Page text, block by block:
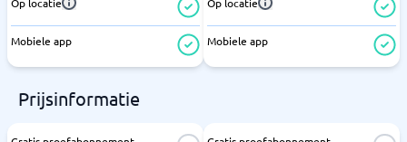
Mobiele app Mobiele app
Prijsinformatie